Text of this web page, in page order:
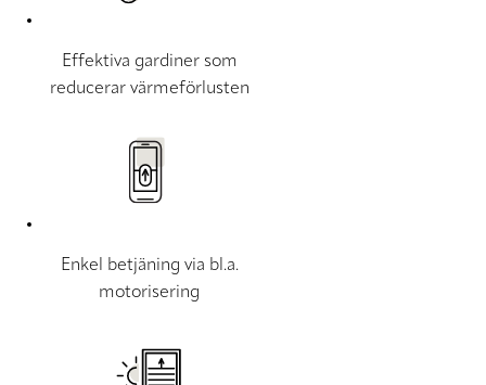
Effektiva gardiner som
reducerar värmeförlusten
Enkel betjäning via bl.a.
motorisering